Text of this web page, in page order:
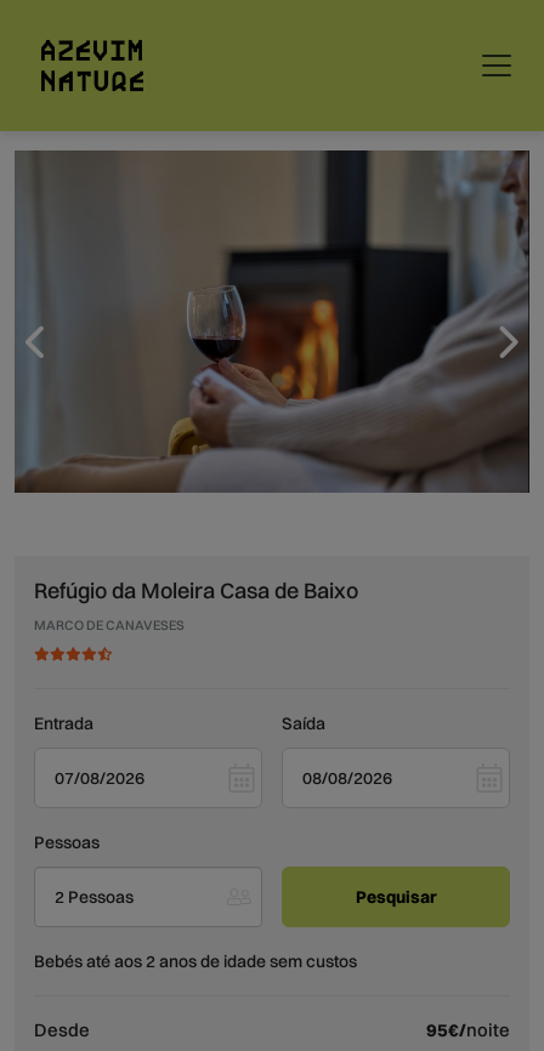
Refúgio da Moleira Casa de Baixo
MARCO DE CANAVESES
Entrada Saída
Pessoas
2 Pessoas
Bebés até aos 2 anos de idade sem custos
Desde 95€/noite